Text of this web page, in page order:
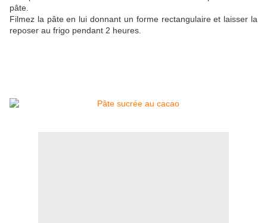
pâte.
Filmez la pâte en lui donnant un forme rectangulaire et laisser la
reposer au frigo pendant 2 heures.